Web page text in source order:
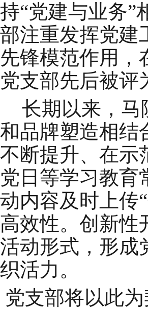
持“党建与业务”
部注重发挥党建
先锋模范作用，
党支部先后被评
长期以来，马
和品牌塑造相结
不断提升、在示
党日等学习教育
动内容及时上传
高效性。创新性
活动形式，形成
织活力。
党支部将以此